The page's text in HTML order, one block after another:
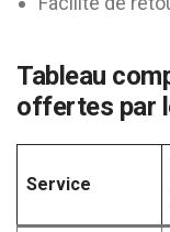
Tableau
offertes par
Service